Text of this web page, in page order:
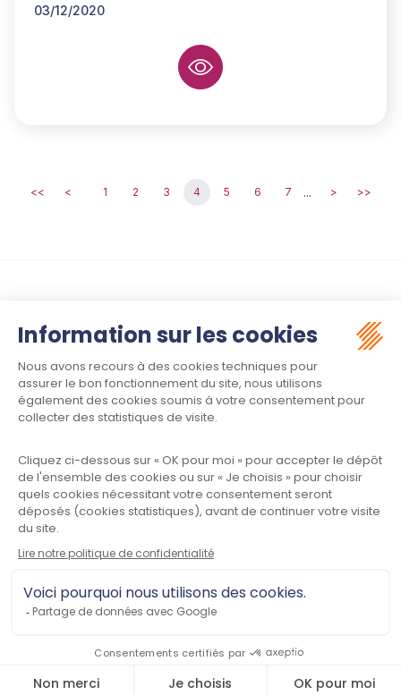
03/12/2020
<< < 1 2 3 4 5 6 7 ... > >>
Suivez-nous :
Meet law - Siège social
34970 LATTES
Plan du site
Contactez-nous
Tous droits réservés